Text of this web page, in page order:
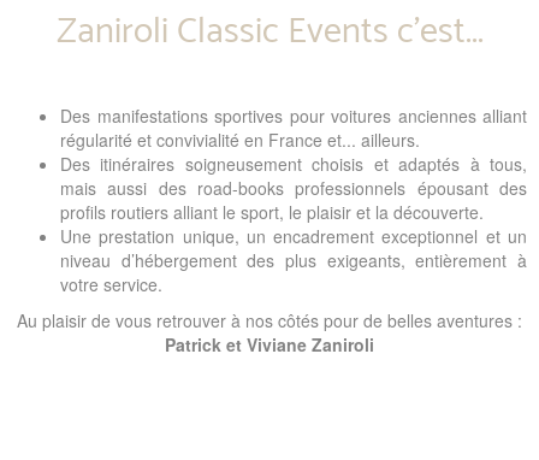
Zaniroli Classic Events c’est...
Des manifestations sportives pour voitures anciennes alliant
régularité et convivialité en France et... ailleurs.
Des itinéraires soigneusement choisis et adaptés à tous,
mais aussi des road-books professionnels épousant des
profils routiers alliant le sport, le plaisir et la découverte.
Une prestation unique, un encadrement exceptionnel et un
niveau d’hébergement des plus exigeants, entièrement à
votre service.
Au plaisir de vous retrouver à nos côtés pour de belles aventures :
Patrick et Viviane Zaniroli